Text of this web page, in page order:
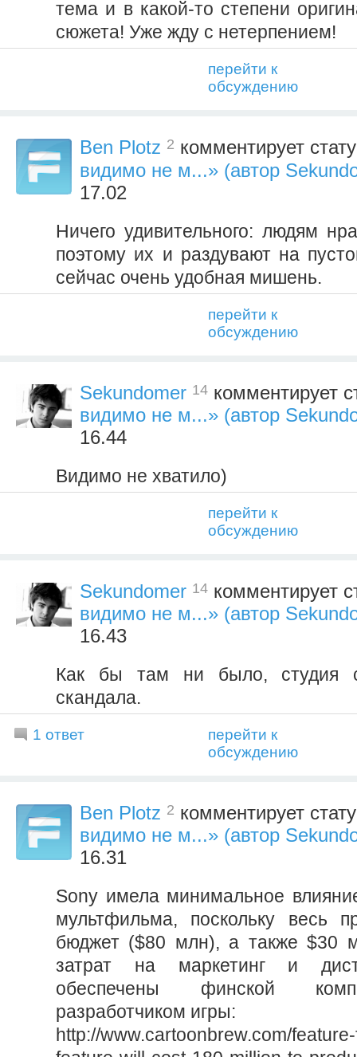
тема и в какой-то степени
сюжета! Уже жду с нетерпением!
перейти к
обсуждению
Ben Plotz 2 комментирует
видимо не м...» (автор
17.02
Ничего удивительного: людям
поэтому их и раздувают на
сейчас очень удобная мишень.
перейти к
обсуждению
Sekundomer 14 комментирует
видимо не м...» (автор
16.44
Видимо не хватило)
перейти к
обсуждению
Sekundomer 14 комментирует
видимо не м...» (автор
16.43
Как бы там ни было, студия
скандала.
1 ответ
перейти к
обсуждению
Ben Plotz 2 комментирует
видимо не м...» (автор
16.31
Sony имела минимальное
мультфильма, поскольку весь
бюджет ($80 млн), а также $30
затрат на маркетинг и
обеспечены финской
разработчиком игры:
http://www.cartoonbrew.com/